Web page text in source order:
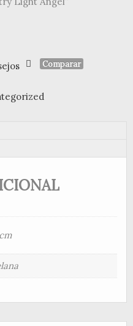
Comparar